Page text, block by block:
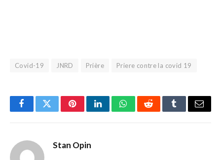
Covid-19 JNRD Prière Priere contre la covid 19
FacebookTwitterPinterestLinkedInWhatsAppRedditTumblrEmail
Stan Opin